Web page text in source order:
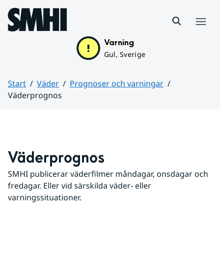
Hoppa till sidans innehåll
Varning
Gul, Sverige
Start Väder
Prognoser och varningar
Väderprognos
Väderprognos
SMHI publicerar väderfilmer måndagar, onsdagar och
fredagar. Eller vid särskilda väder- eller
varningssituationer.